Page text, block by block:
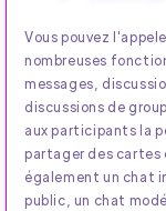
Vous pouvez
nombreuses
messages,
discussions de
aux participants la
partager des cartes
également un chat
public, un chat